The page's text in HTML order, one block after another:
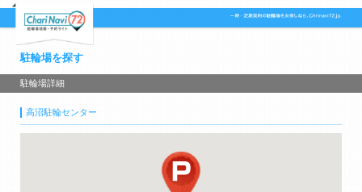
駐輪場を探す
駐輪場詳細
高沼駐輪センター